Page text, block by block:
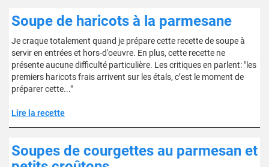
Soupe de haricots à la parmesane
Je craque totalement quand je prépare cette recette de soupe à
servir en entrées et hors-d'oeuvre. En plus, cette recette ne
présente aucune difficulté particulière. Les critiques en parlent: "les
premiers haricots frais arrivent sur les étals, c’est le moment de
préparer cette..."
Lire la recette
Soupes de courgettes au parmesan et